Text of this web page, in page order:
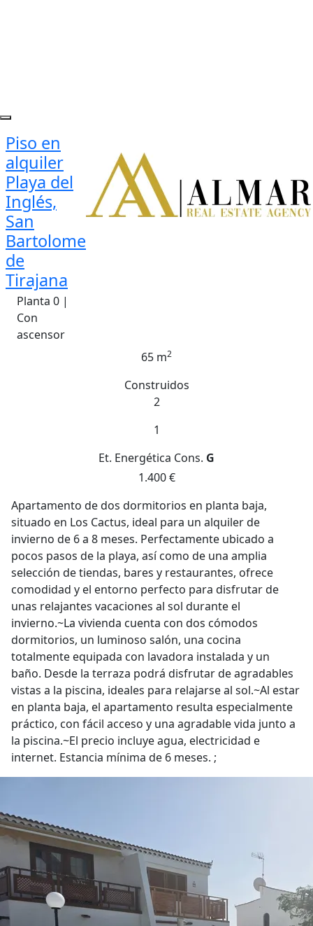
Piso en
alquiler
Playa del
Inglés,
San
Bartolome
de
Tirajana
Planta 0 |
Con
ascensor
65 m2
Construidos
2
1
Et. Energética Cons. G
1.400 €
Apartamento de dos dormitorios en planta baja,
situado en Los Cactus, ideal para un alquiler de
invierno de 6 a 8 meses. Perfectamente ubicado a
pocos pasos de la playa, así como de una amplia
selección de tiendas, bares y restaurantes, ofrece
comodidad y el entorno perfecto para disfrutar de
unas relajantes vacaciones al sol durante el
invierno.~La vivienda cuenta con dos cómodos
dormitorios, un luminoso salón, una cocina
totalmente equipada con lavadora instalada y un
baño. Desde la terraza podrá disfrutar de agradables
vistas a la piscina, ideales para relajarse al sol.~Al estar
en planta baja, el apartamento resulta especialmente
práctico, con fácil acceso y una agradable vida junto a
la piscina.~El precio incluye agua, electricidad e
internet. Estancia mínima de 6 meses. ;